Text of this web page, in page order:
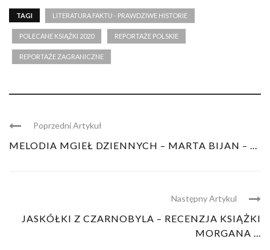
TAGI LITERATURA FAKTU - PRAWDZIWE HISTORIE
POLECANE KSIĄŻKI 2020 REPORTAŻE POLSKIE
REPORTAŻE ZAGRANICZNE
Poprzedni Artykuł
MELODIA MGIEŁ DZIENNYCH – MARTA BIJAN – ...
Następny Artykul
JASKÓŁKI Z CZARNOBYLA – RECENZJA KSIĄŻKI
MORGANA ...